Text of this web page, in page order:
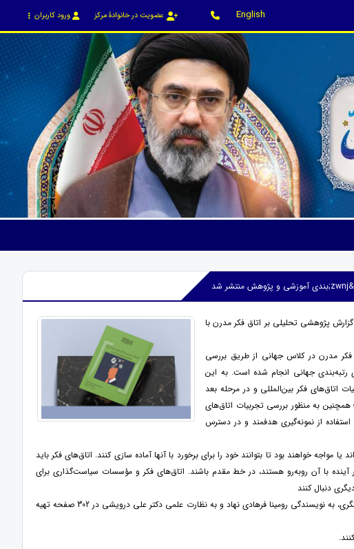
English عضویت در خانوادۀ مرکز ورود کاربران
پژوهشی تحلیلی بر اتاق فکر مدرن با
مدرن در کلاس جهانی از طریق بررسی
جهانی انجام شده است. به این
اتاق‌های فکر بین‌المللی و در مرحله بعد
به منظور بررسی تجربیات اتاق‌های
اتاق فکر در قاره‌های مختلف با استفاده از نمونه‌گیری هدفمند و در دسترس
مواجه خواهند بود تا بتوانند خود را برای برخورد با آنها آماده سازی کنند. اتاق‌های فکر باید
با آن روبه‌رو هستند، در خط مقدم باشند. اتاق‌های فکر و مؤسسات سیاست‌گذاری برای
دنبال کنند
شایان ذکر است که این گزارش در گروه دفتر خدمات پژوهشی مرکز پژوهش‌های توسعه و آینده‌نگری، به نویسندگی رومینا فرهادی نهاد و به نظارت علمی دکتر علی درویشی در 302 صفحه تهیه